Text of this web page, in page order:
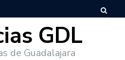
GDL
de Guadalajara